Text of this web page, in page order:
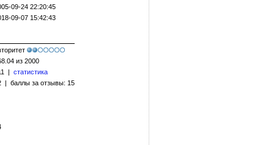
09-24 22:20:45
09-07 15:42:43
из 2000
| статистика
| баллы за отзывы: 15